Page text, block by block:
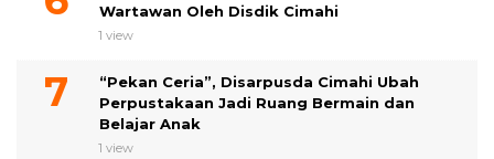
Wartawan Oleh Disdik Cimahi
1 view
“Pekan Ceria”, Disarpusda Cimahi Ubah
Perpustakaan Jadi Ruang Bermain dan
Belajar Anak
1 view